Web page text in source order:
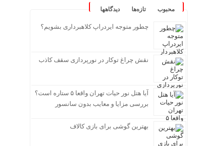
محبوب تازه‌ها دیدگاهها
چطور متوجه ایردراپ کلاهبرداری بشویم؟
نقش چراغ توکار در نورپردازی سقف کاذب
آیا هتل نور حیات تهران واقعا ۵ ستاره است؟
بررسی مزایا و معایب بدون سانسور
بهترین گوشی برای بازی کالاف